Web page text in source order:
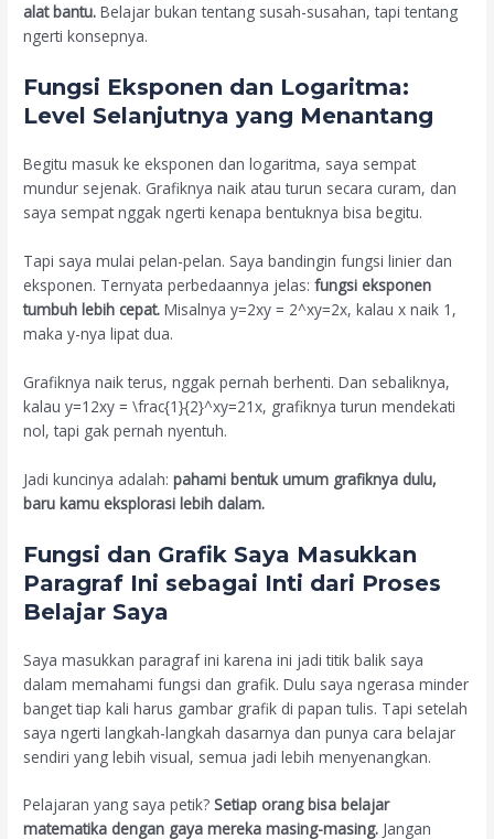
alat bantu. Belajar bukan tentang susah-susahan, tapi tentang
ngerti konsepnya.
Fungsi Eksponen dan Logaritma:
Level Selanjutnya yang Menantang
Begitu masuk ke eksponen dan logaritma, saya sempat
mundur sejenak. Grafiknya naik atau turun secara curam, dan
saya sempat nggak ngerti kenapa bentuknya bisa begitu.
Tapi saya mulai pelan-pelan. Saya bandingin fungsi linier dan
eksponen. Ternyata perbedaannya jelas:fungsi eksponen
tumbuh lebih cepat. Misalnyay=2xy = 2^xy=2x, kalau x naik 1,
maka y-nya lipat dua.
Grafiknya naik terus, nggak pernah berhenti. Dan sebaliknya,
kalauy=12xy = \frac{1}{2}^xy=21x, grafiknya turun mendekati
nol, tapi gak pernah nyentuh.
Jadi kuncinya adalah:pahami bentuk umum grafiknya dulu,
baru kamu eksplorasi lebih dalam.
Fungsi dan Grafik Saya Masukkan
Paragraf Ini sebagai Inti dari Proses
Belajar Saya
Saya masukkan paragraf ini karena ini jadi titik balik saya
dalam memahami fungsi dan grafik. Dulu saya ngerasa minder
banget tiap kali harus gambar grafik di papan tulis. Tapi setelah
saya ngerti langkah-langkah dasarnya dan punya cara belajar
sendiri yang lebih visual, semua jadi lebih menyenangkan.
Pelajaran yang saya petik?Setiap orang bisa belajar
matematika dengan gaya mereka masing-masing. Jangan